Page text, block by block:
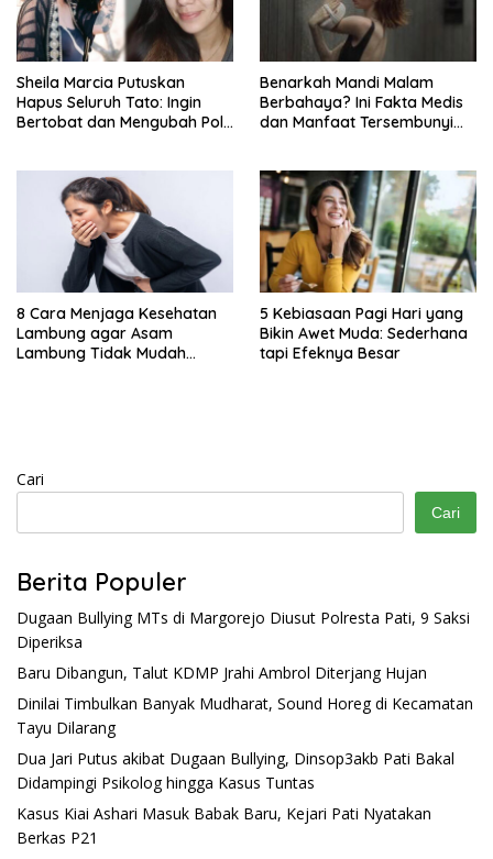
Sheila Marcia Putuskan
Hapus Seluruh Tato: Ingin
Bertobat dan Mengubah Pola
Benarkah Mandi Malam
Berbahaya? Ini Fakta Medis
dan Manfaat Tersembunyi
8 Cara Menjaga Kesehatan
Lambung agar Asam
Lambung Tidak Mudah
5 Kebiasaan Pagi Hari yang
Bikin Awet Muda: Sederhana
tapi Efeknya Besar
Cari
Cari
Berita Populer
Dugaan Bullying MTs di Margorejo Diusut Polresta Pati, 9 Saksi
Diperiksa
Baru Dibangun, Talut KDMP Jrahi Ambrol Diterjang Hujan
Dinilai Timbulkan Banyak Mudharat, Sound Horeg di Kecamatan
Tayu Dilarang
Dua Jari Putus akibat Dugaan Bullying, Dinsop3akb Pati Bakal
Didampingi Psikolog hingga Kasus Tuntas
Kasus Kiai Ashari Masuk Babak Baru, Kejari Pati Nyatakan
Berkas P21